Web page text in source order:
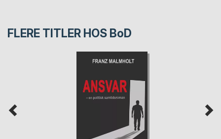
FLERE TITLER HOS BoD